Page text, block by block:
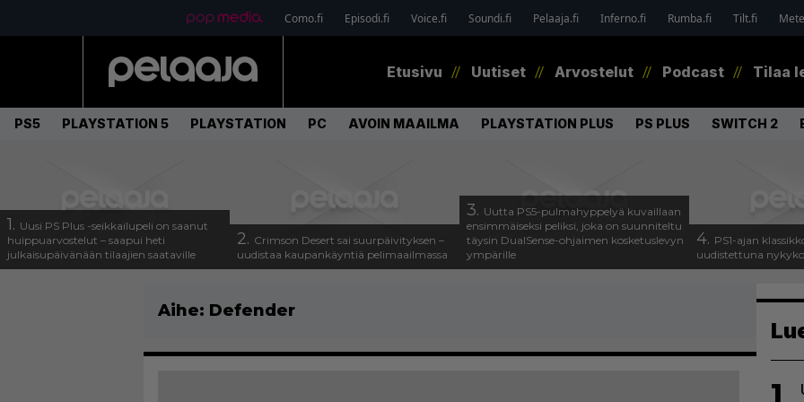
Como.fi Episodi.fi Voice.fi Soundi.fi Pelaaja.fi Inferno.fi Rumba.fi Tilt.fi
Etusivu Uutiset Arvostelut Podcast Tilaa
PS5 PLAYSTATION 5 PLAYSTATION PC AVOIN MAAILMA PLAYSTATION PLUS PS PLUS SWITCH 2
1. Uusi PS Plus -seikkailupeli on saanut
huippuarvostelut – saapui heti
julkaisupäivänään tilaajien saataville
2. Crimson Desert sai suurpäivityksen –
uudistaa kaupankäyntiä pelimaailmassa
3. Uutta PS5-pulmahyppelyä kuvaillaan
ensimmäiseksi peliksi, joka on suunniteltu
täysin DualSense-ohjaimen kosketuslevyn
ympärille
4. PS1-ajan
uudistettuna
Aihe: Defender
1